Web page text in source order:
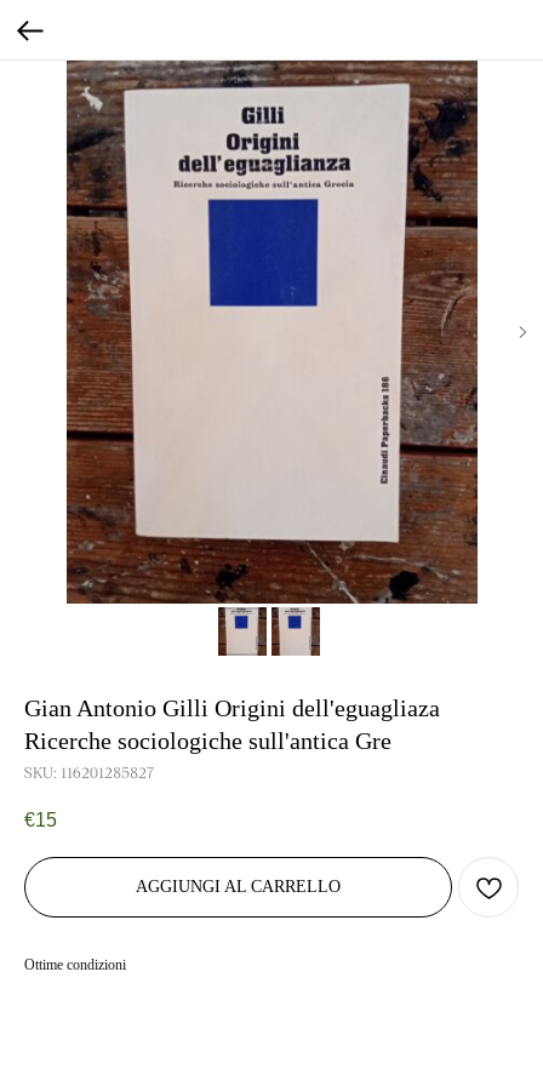
Gian Antonio Gilli Origini dell'eguagliaza
Ricerche sociologiche sull'antica Gre
SKU: 116201285827
€15
AGGIUNGI AL CARRELLO
Ottime condizioni